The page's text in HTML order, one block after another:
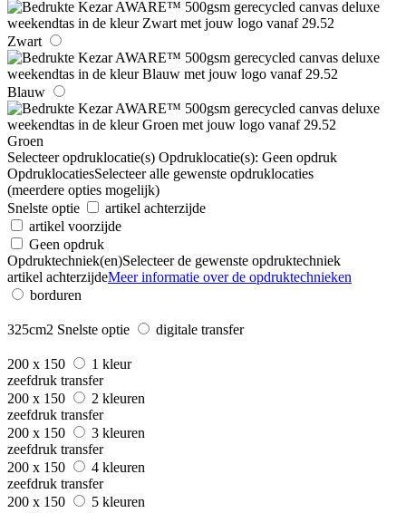
Zwart
Blauw
Groen
Selecteer opdruklocatie(s) Opdruklocatie(s): Geen opdruk
OpdruklocatiesSelecteer alle gewenste opdruklocaties
(meerdere opties mogelijk)
Snelste optie
artikel achterzijde
artikel voorzijde
Geen opdruk
Opdruktechniek(en)Selecteer de gewenste opdruktechniek
artikel achterzijdeMeer informatie over de opdruktechnieken
borduren
325cm2 Snelste optie digitale transfer
200 x 150
1 kleur
zeefdruk transfer
200 x 150
2 kleuren
zeefdruk transfer
200 x 150
3 kleuren
zeefdruk transfer
200 x 150
4 kleuren
zeefdruk transfer
200 x 150
5 kleuren